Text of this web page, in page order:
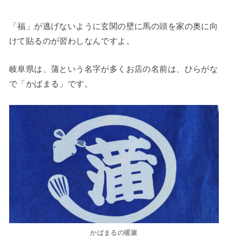
「福」が逃げないように玄関の壁に馬の頭を家の奥に向
けて貼るのが習わしなんですよ。
岐阜県は、蒲という名字が多くお店の名前は、ひらがな
で「かばまる」です。
かばまるの暖簾